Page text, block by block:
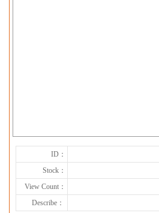
ID：
Stock：
View Count：
Describe：